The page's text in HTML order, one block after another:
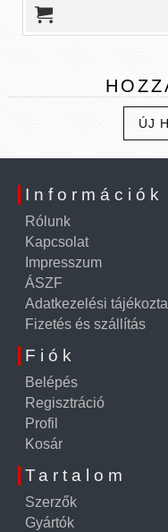
ÚJ
Információk
Rólunk
Kapcsolat
Impresszum
ÁSZF
Adatkezelési
Fizetés és szállítás
Fiók
Belépés
Regisztráció
Profil
Kosár
Tartalom
Szerzők
Gyártók